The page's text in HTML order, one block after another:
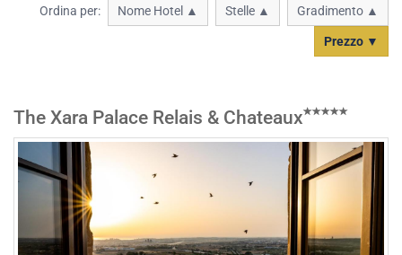
Ordina per: Nome Hotel ▲ Stelle ▲ Gradimento ▲
Prezzo ▼
The Xara Palace Relais & Chateaux